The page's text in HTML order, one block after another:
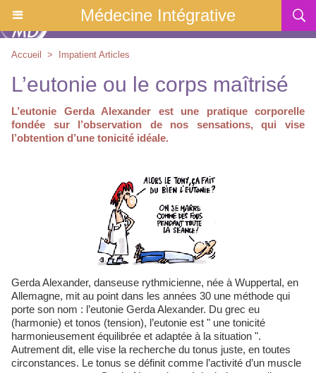
Médecine Intégrative
Accueil > Impatient Articles
L’eutonie ou le corps maîtrisé
L’eutonie Gerda Alexander est une pratique corporelle
fondée sur l’observation de nos sensations, qui vise
l’obtention d’une tonicité idéale.
Gerda Alexander, danseuse rythmicienne, née à Wuppertal, en
Allemagne, mit au point dans les années 30 une méthode qui
porte son nom : l’eutonie Gerda Alexander. Du grec eu
(harmonie) et tonos (tension), l’eutonie est " une tonicité
harmonieusement équilibrée et adaptée à la situation ".
Autrement dit, elle vise la recherche du tonus juste, en toutes
circonstances. Le tonus se définit comme l’activité d’un muscle